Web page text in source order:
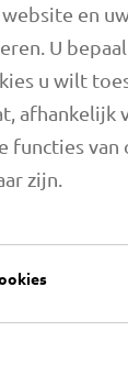
en
U
u wilt
afhankelijk
functies van
zijn.